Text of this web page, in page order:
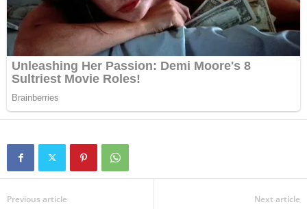
Previous article Next article